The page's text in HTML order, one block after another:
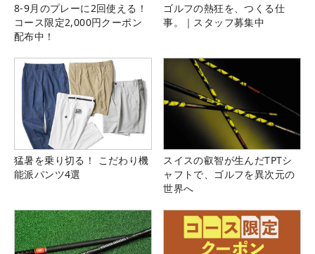
8-9月のプレーに2回使える！
コース限定2,000円クーポン
配布中！
ゴルフの熱狂を、つくる仕
事。｜スタッフ募集中
猛暑を乗り切る！ こだわり機
能派パンツ4選
スイスの叡智が生んだTPTシ
ャフトで、ゴルフを異次元の
世界へ